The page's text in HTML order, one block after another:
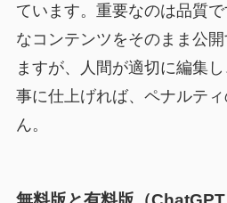
ています。重要なのは品質
なコンテンツをそのまま公
ますが、人間が適切に編集
事に仕上げれば、ペナルテ
ん。